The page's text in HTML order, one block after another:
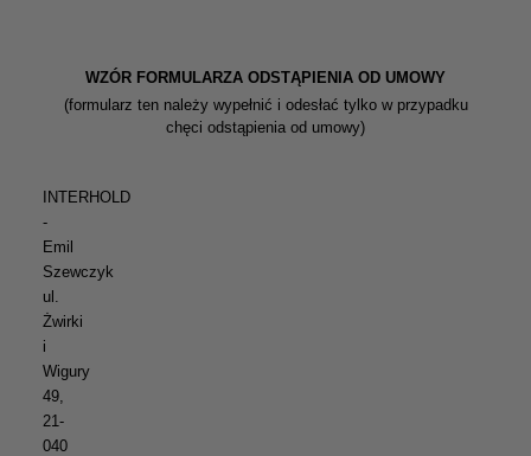
WZÓR FORMULARZA ODSTĄPIENIA OD UMOWY
(formularz ten należy wypełnić i odesłać tylko w przypadku
chęci odstąpienia od umowy)
INTERHOLD
-
Emil
Szewczyk
ul.
Żwirki
i
Wigury
49,
21-
040